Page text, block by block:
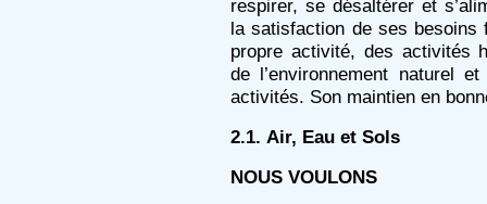
respirer, se désaltérer et
la satisfaction de ses besoins
propre activité, des activités
de l’environnement naturel
activités. Son maintien en
2.1. Air, Eau et Sols
NOUS VOULONS